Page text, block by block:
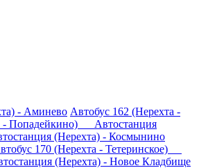
- Аминево Автобус 162 (Нерехта -
- Попадейкино) Автостанция
(Нерехта) - Космынино
170 (Нерехта - Тетеринское)
(Нерехта) - Новое Кладбище